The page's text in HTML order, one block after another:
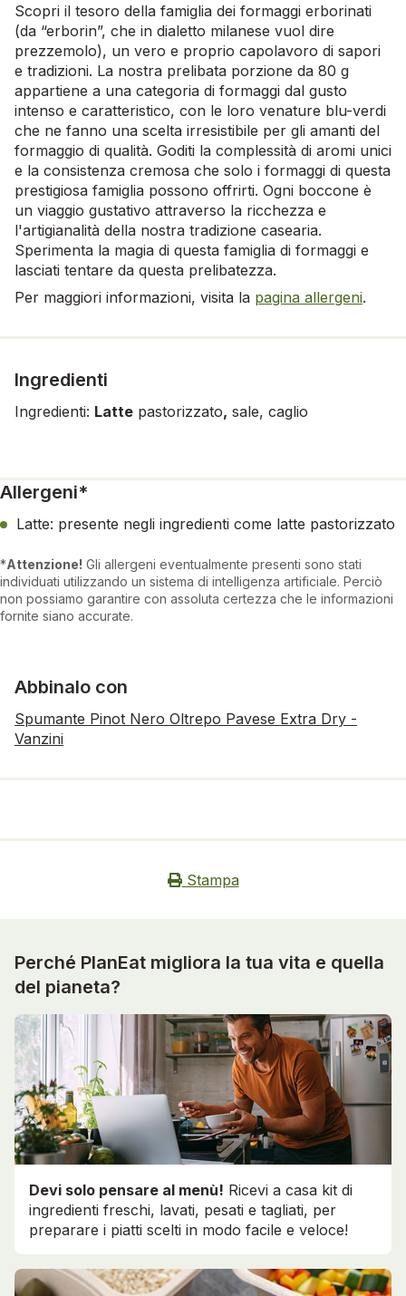
Scopri il tesoro della famiglia dei formaggi erborinati
(da “erborin”, che in dialetto milanese vuol dire
prezzemolo), un vero e proprio capolavoro di sapori
e tradizioni. La nostra prelibata porzione da 80 g
appartiene a una categoria di formaggi dal gusto
intenso e caratteristico, con le loro venature blu-verdi
che ne fanno una scelta irresistibile per gli amanti del
formaggio di qualità. Goditi la complessità di aromi unici
e la consistenza cremosa che solo i formaggi di questa
prestigiosa famiglia possono offrirti. Ogni boccone è
un viaggio gustativo attraverso la ricchezza e
l'artigianalità della nostra tradizione casearia.
Sperimenta la magia di questa famiglia di formaggi e
lasciati tentare da questa prelibatezza.
Per maggiori informazioni, visita la pagina allergeni.
Ingredienti
Ingredienti: Latte pastorizzato, sale, caglio
Allergeni*
Latte: presente negli ingredienti come latte pastorizzato
*Attenzione! Gli allergeni eventualmente presenti sono stati
individuati utilizzando un sistema di intelligenza artificiale. Perciò
non possiamo garantire con assoluta certezza che le informazioni
fornite siano accurate.
Abbinalo con
Spumante Pinot Nero Oltrepo Pavese Extra Dry -
Vanzini
Stampa
Perché PlanEat migliora la tua vita e quella
del pianeta?
Devi solo pensare al menù! Ricevi a casa kit di
ingredienti freschi, lavati, pesati e tagliati, per
preparare i piatti scelti in modo facile e veloce!